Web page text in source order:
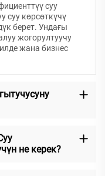
суу
суу көрсөткүчү
берет. Ундағы
жогорултуучу
жана бизнес
не керек?